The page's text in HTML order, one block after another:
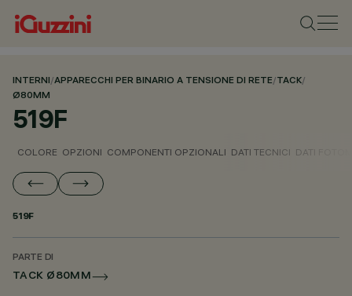
INTERNI/APPARECCHI PER BINARIO A TENSIONE DI RETE/TACK/
Ø80MM
519F
COLORE OPZIONI COMPONENTI OPZIONALI DATI TECNICI DATI
519F
PARTE DI
TACK Ø80MM